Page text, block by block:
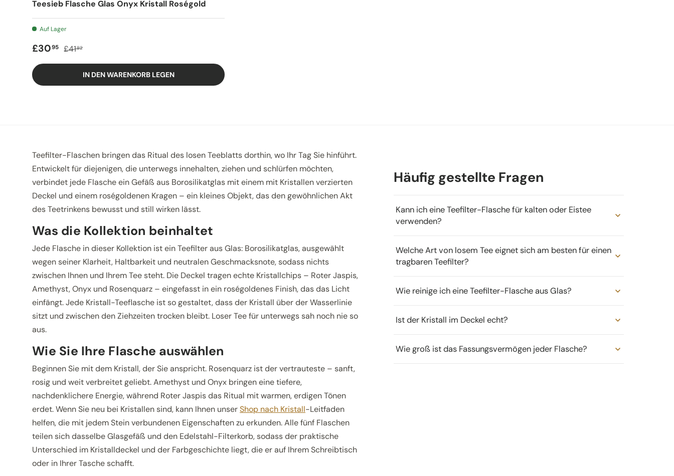
Teesieb Flasche Glas Onyx Kristall Roségold
Auf Lager
Verkaufspreis
£3095 Regulärer Preis
£4182
IN DEN WARENKORB LEGEN
Teefilter-Flaschen bringen das Ritual des losen Teeblatts dorthin, wo Ihr Tag Sie hinführt.
Entwickelt für diejenigen, die unterwegs innehalten, ziehen und schlürfen möchten,
verbindet jede Flasche ein Gefäß aus Borosilikatglas mit einem mit Kristallen verzierten
Deckel und einem roségoldenen Kragen – ein kleines Objekt, das den gewöhnlichen Akt
des Teetrinkens bewusst und still wirken lässt.
Was die Kollektion beinhaltet
Jede Flasche in dieser Kollektion ist ein Teefilter aus Glas: Borosilikatglas, ausgewählt
wegen seiner Klarheit, Haltbarkeit und neutralen Geschmacksnote, sodass nichts
zwischen Ihnen und Ihrem Tee steht. Die Deckel tragen echte Kristallchips – Roter Jaspis,
Amethyst, Onyx und Rosenquarz – eingefasst in ein roségoldenes Finish, das das Licht
einfängt. Jede Kristall-Teeflasche ist so gestaltet, dass der Kristall über der Wasserlinie
sitzt und zwischen den Ziehzeiten trocken bleibt. Loser Tee für unterwegs sah noch nie so
aus.
Wie Sie Ihre Flasche auswählen
Beginnen Sie mit dem Kristall, der Sie anspricht. Rosenquarz ist der vertrauteste – sanft,
rosig und weit verbreitet geliebt. Amethyst und Onyx bringen eine tiefere,
nachdenklichere Energie, während Roter Jaspis das Ritual mit warmen, erdigen Tönen
erdet. Wenn Sie neu bei Kristallen sind, kann Ihnen unserShop nach Kristall-Leitfaden
helfen, die mit jedem Stein verbundenen Eigenschaften zu erkunden. Alle fünf Flaschen
teilen sich dasselbe Glasgefäß und den Edelstahl-Filterkorb, sodass der praktische
Unterschied im Kristalldeckel und der Farbgeschichte liegt, die er auf Ihrem Schreibtisch
oder in Ihrer Tasche schafft.
Häufig gestellte Fragen
Kann ich eine Teefilter-Flasche für kalten oder Eistee
verwenden?
Welche Art von losem Tee eignet sich am besten für einen
tragbaren Teefilter?
Wie reinige ich eine Teefilter-Flasche aus Glas?
Ist der Kristall im Deckel echt?
Wie groß ist das Fassungsvermögen jeder Flasche?